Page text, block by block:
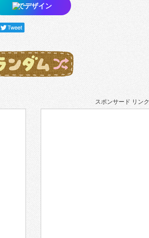
でデザイン
スポンサード リンク